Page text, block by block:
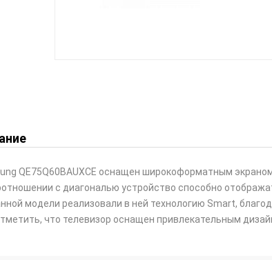
QE75Q60BAUXCE оснащен широкоформатным
с диагональю устройство способно
модели реализовали в ней технологию Smart,
что телевизор оснащен привлекательным